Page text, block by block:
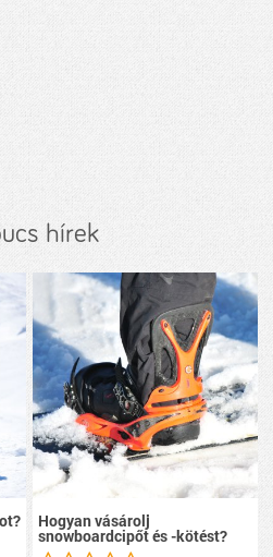
hírek
Hogyan vásárolj
snowboardcipőt és -kötést?